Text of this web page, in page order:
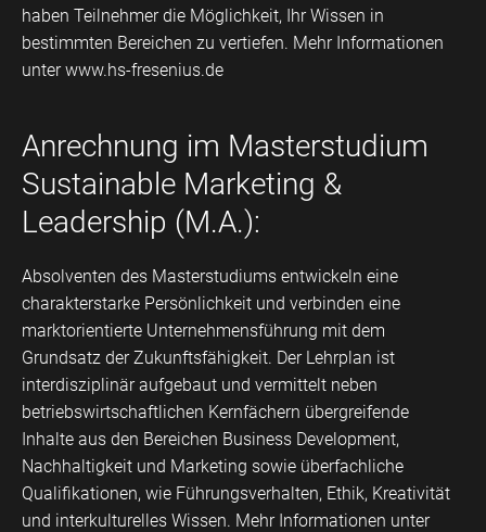
haben Teilnehmer die Möglichkeit, Ihr Wissen in
bestimmten Bereichen zu vertiefen. Mehr Informationen
unterwww.hs-fresenius.de
Anrechnung im Masterstudium
Sustainable Marketing &
Leadership (M.A.):
Absolventen des Masterstudiums entwickeln eine
charakterstarke Persönlichkeit und verbinden eine
marktorientierte Unternehmensführung mit dem
Grundsatz der Zukunftsfähigkeit. Der Lehrplan ist
interdisziplinär aufgebaut und vermittelt neben
betriebswirtschaftlichen Kernfächern übergreifende
Inhalte aus den Bereichen Business Development,
Nachhaltigkeit und Marketing sowie überfachliche
Qualifikationen, wie Führungsverhalten, Ethik, Kreativität
und interkulturelles Wissen. Mehr Informationen unter